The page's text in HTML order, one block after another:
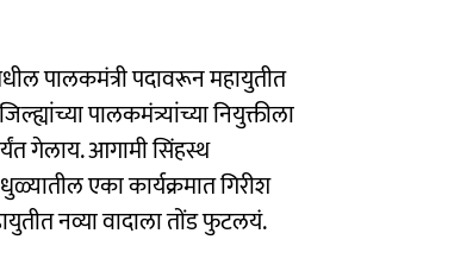
पालकमंत्री पदावरून महायुतीत
पालकमंत्र्यांच्या नियुक्तीला
गेलाय. आगामी सिंहस्थ
एका कार्यक्रमात गिरीश
नव्या वादाला तोंड फुटलयं.